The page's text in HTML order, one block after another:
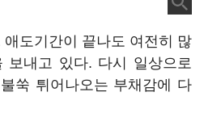
도기간이 끝나도 여전히 많
보내고 있다. 다시 일상으로
쑥 튀어나오는 부채감에 다